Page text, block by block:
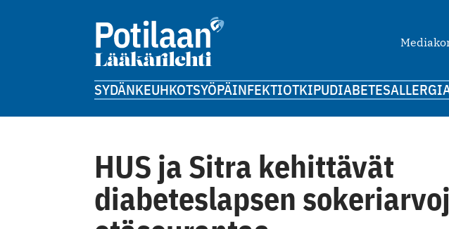
SYDÄNKEUHKOTSYÖPÄINFEKTIOTKIPUDIABETES
HUS ja Sitra kehittävät
diabeteslapsen